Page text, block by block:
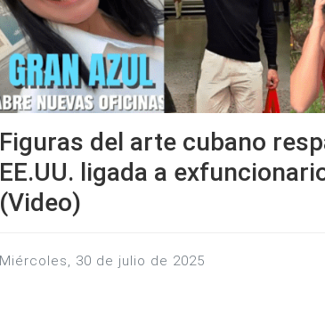
Figuras del arte cubano
EE.UU. ligada a
(Video)
miércoles, 30 de julio de 2025